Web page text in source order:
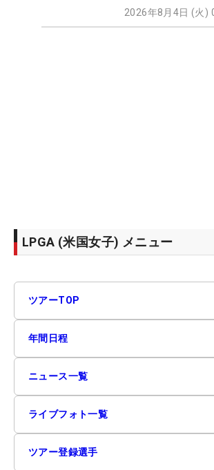
2026年8月4日 (火)
LPGA (米国女子) メニュー
ツアーTOP
年間日程
ニュース一覧
ライブフォト一覧
ツアー登録選手